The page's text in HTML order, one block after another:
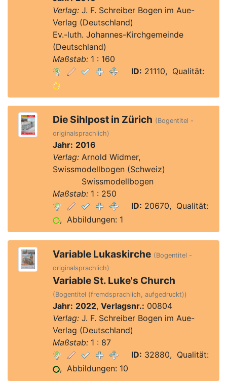
Verlag:J. F. Schreiber Bogen im Aue-
Verlag (Deutschland)
Ev.-luth. Johannes-Kirchgemeinde
(Deutschland)
Maßstab:1 : 160
ID: 21110, Qualität:
Die Sihlpost in Zürich (Bogentitel -
originalsprachlich)
Jahr: 2016
Verlag:Arnold Widmer,
Swissmodellbogen (Schweiz)
Swissmodellbogen
Maßstab:1 : 250
ID: 20670, Qualität:
, Abbildungen: 1
Variable Lukaskirche (Bogentitel -
originalsprachlich)
Variable St. Luke's Church
(Bogentitel (fremdsprachlich, aufgedruckt))
Jahr: 2022, Verlagsnr.: 00804
Verlag:J. F. Schreiber Bogen im Aue-
Verlag (Deutschland)
Maßstab:1 : 87
ID: 32880, Qualität:
, Abbildungen: 10